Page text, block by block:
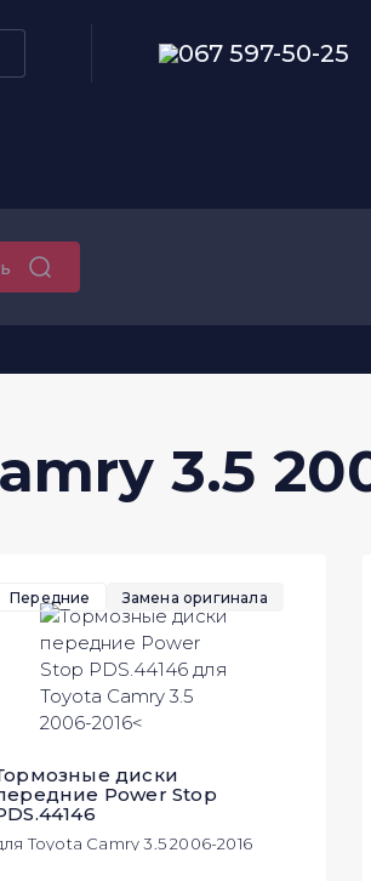
067 597-50-25
3.5
Передние Замена оригинала
диски
Power Stop
Toyota Camry 3.5 2006-2016